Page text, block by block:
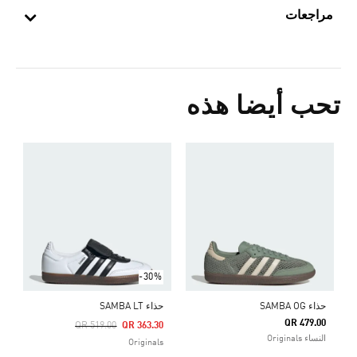
مراجعات
تحب أيضا هذه
حذاء SAMBA OG
QR 479.00
النساء Originals
-30%
حذاء SAMBA LT
Price Reduced From
QR 519.00
To QR 363.30
Originals